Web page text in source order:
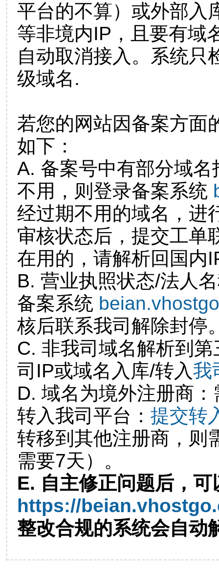
平台的不算）或外部入
等非境内IP，且要有域
自动取消接入。系统只
级域名.
若您的网站因备案方面
如下：
A. 备案号中有部分域
不用，则登录备案系统
经过期不用的域名，进
审核状态后，提交工单
在用的，请解析回国内
B. 营业执照状态/法人
备案系统
核后联系我司解除封停
C. 非我司域名解析到
司IP或域名入库/转入我
D. 域名为境外注册商
转入我司平台： 提交转
转移到其他注册商，则
需要7天）。
E. 自主修正问题后，可
https://
整改合规的系统会自动